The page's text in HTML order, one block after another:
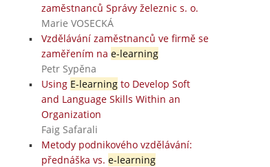
zaměstnanců Správy železnic s. o.
Marie VOSECKÁ
Vzdělávání zaměstnanců ve firmě se
zaměřením na e-learning
Petr Sypěna
Using E-learningto Develop Soft
and Language Skills Within an
Organization
Faig Safarali
Metody podnikového vzdělávání:
přednáška vs. e-learning